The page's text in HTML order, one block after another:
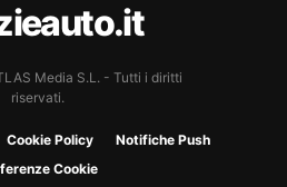
Media S.L. - Tutti i diritti
riservati.
Cookie Policy
Notifiche Push
Cookie